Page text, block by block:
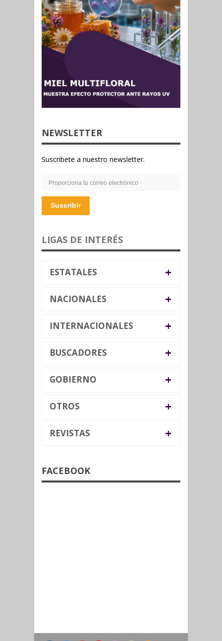
NEWSLETTER
Suscribete a nuestro newsletter.
Suscribir
LIGAS DE INTERÉS
ESTATALES +
NACIONALES +
INTERNACIONALES +
BUSCADORES +
GOBIERNO +
OTROS +
REVISTAS +
FACEBOOK